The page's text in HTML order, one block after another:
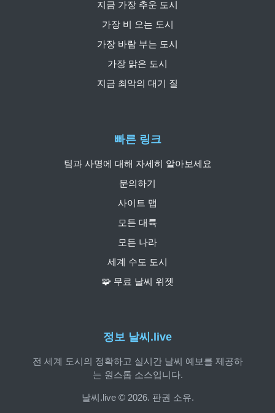
정보 날씨.live
전 세계 도시의 정확하고 실시간 날씨 예보를 제공하
는 원스톱 소스입니다.
날씨.live © 2026. 판권 소유.
빠른 링크
팀과 사명에 대해 자세히 알아보세요
문의하기
사이트 맵
모든 대륙
모든 나라
세계 수도 도시
🧩 무료 날씨 위젯
지금 가장 추운 도시
가장 비 오는 도시
가장 바람 부는 도시
가장 맑은 도시
지금 최악의 대기 질